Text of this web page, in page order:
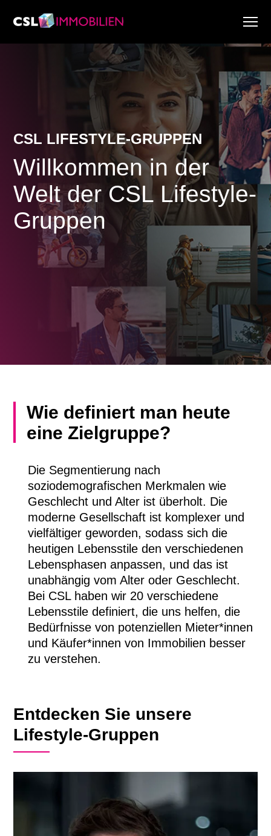
Immobiliensuche
Karriere
Dienstleistungen
Research & Marktberichte
CSL LIFESTYLE-GRUPPEN
Willkommen in der
Welt der CSL Lifestyle-
Gruppen
Wie definiert man heute
eine Zielgruppe?
Die Segmentierung nach
soziodemografischen Merkmalen wie
Geschlecht und Alter ist überholt. Die
moderne Gesellschaft ist komplexer und
vielfältiger geworden, sodass sich die
heutigen Lebensstile den verschiedenen
Lebensphasen anpassen, und das ist
unabhängig vom Alter oder Geschlecht.
Bei CSL haben wir 20 verschiedene
Lebensstile definiert, die uns helfen, die
Bedürfnisse von potenziellen Mieter*innen
und Käufer*innen von Immobilien besser
zu verstehen.
Entdecken Sie unsere
Lifestyle-Gruppen